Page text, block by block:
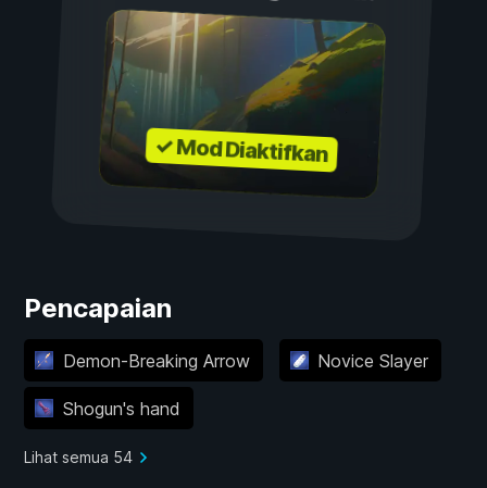
✓ Mod Diaktifkan
Pencapaian
Demon-Breaking Arrow Novice Slayer
Shogun's hand
Lihat semua 54